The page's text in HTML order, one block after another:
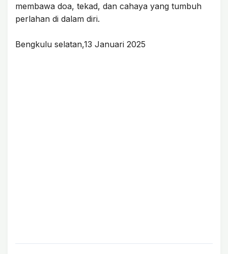
membawa doa, tekad, dan cahaya yang tumbuh
perlahan di dalam diri.
Bengkulu selatan,13 Januari 2025